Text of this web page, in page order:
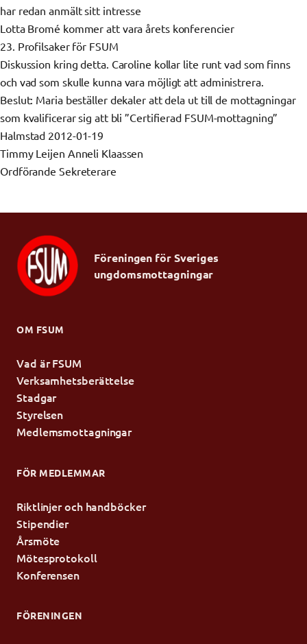
har redan anmält sitt intresse
Lotta Bromé kommer att vara årets konferencier
23. Profilsaker för FSUM
Diskussion kring detta. Caroline kollar lite runt vad som finns
och vad som skulle kunna vara möjligt att administrera.
Beslut: Maria beställer dekaler att dela ut till de mottagningar
som kvalificerar sig att bli ”Certifierad FSUM-mottagning”
Halmstad 2012-01-19
Timmy Leijen Anneli Klaassen
Ordförande Sekreterare
Föreningen för Sveriges
ungdomsmottagningar
OM FSUM
Vad är FSUM
Verksamhetsberättelse
Stadgar
Styrelsen
Medlemsmottagningar
FÖR MEDLEMMAR
Riktlinjer och handböcker
Stipendier
Årsmöte
Mötesprotokoll
Konferensen
FÖRENINGEN